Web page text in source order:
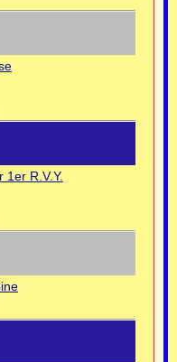
1er R.V.Y.